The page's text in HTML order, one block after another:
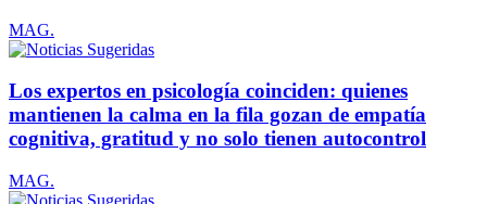
MAG.
Los expertos en psicología coinciden: quienes
mantienen la calma en la fila gozan de empatía
cognitiva, gratitud y no solo tienen autocontrol
MAG.